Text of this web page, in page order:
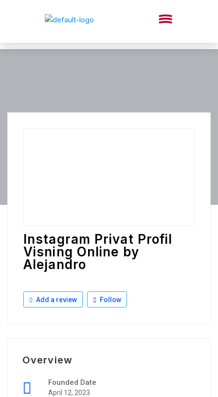
Instagram Privat Profil
Visning Online by
Alejandro
Add a review Follow
Overview
Founded Date
April 12, 2023